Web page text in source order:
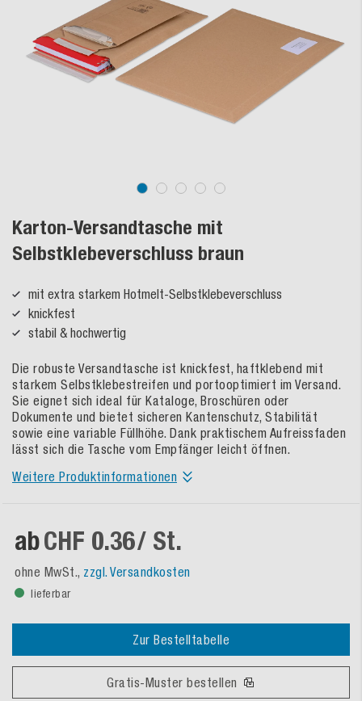
Karton-Versandtasche mit
Selbstklebeverschluss braun
mit extra starkem Hotmelt-Selbstklebeverschluss
knickfest
stabil & hochwertig
Die robuste Versandtasche ist knickfest, haftklebend mit
starkem Selbstklebestreifen und portooptimiert im Versand.
Sie eignet sich ideal für Kataloge, Broschüren oder
Dokumente und bietet sicheren Kantenschutz, Stabilität
sowie eine variable Füllhöhe. Dank praktischem Aufreissfaden
lässt sich die Tasche vom Empfänger leicht öffnen.
Weitere Produktinformationen
abCHF 0.36/ St.
ohne MwSt., zzgl. Versandkosten
lieferbar
Zur Bestelltabelle
Gratis-Muster bestellen